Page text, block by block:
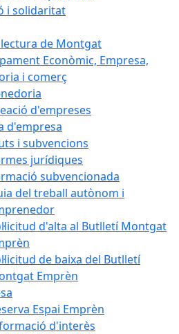
i solidaritat
lectura de Montgat
Econòmic, Empresa,
i comerç
d'empreses
d'empresa
i subvencions
jurídiques
subvencionada
del treball autònom i
d'alta al Butlletí Montgat
de baixa del Butlletí
Emprèn
Espai Emprèn
d'interès